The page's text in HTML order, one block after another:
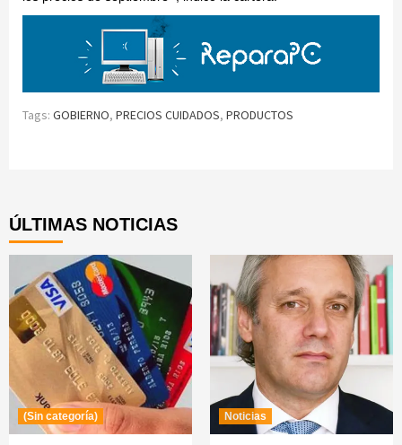
Tags: GOBIERNO, PRECIOS CUIDADOS, PRODUCTOS
ÚLTIMAS NOTICIAS
(Sin categoría) Noticias